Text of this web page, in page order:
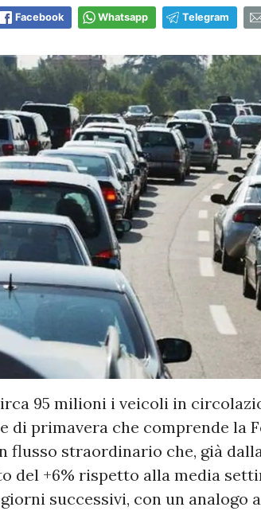
Facebook Whatsapp Telegram
95 milioni i veicoli in
di primavera che comprende la
flusso straordinario che, già
del +6% rispetto alla media
successivi, con un analogo